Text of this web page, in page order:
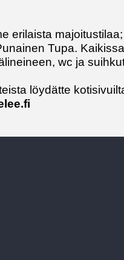
erilaista
Tupa.
wc ja
löydätte